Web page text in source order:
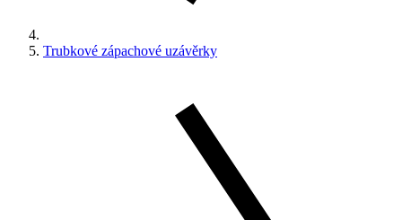
Trubkové zápachové uzávěrky